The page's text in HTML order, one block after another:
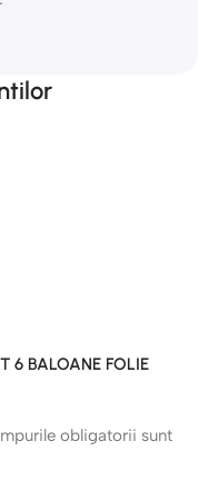
6 BALOANE FOLIE
obligatorii sunt